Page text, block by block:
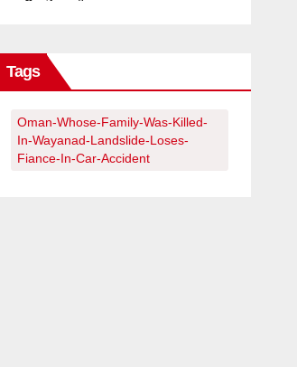
Tags
Oman-Whose-Family-Was-Killed-
In-Wayanad-Landslide-Loses-
Fiance-In-Car-Accident